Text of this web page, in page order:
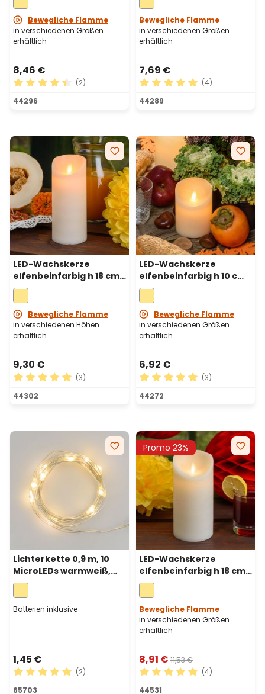
7,5 cm
Bewegliche Flamme
in verschiedenen Größen
erhältlich
8,46 €
Durchschnittliche Bewertung von 4.5 von 5 Sternen
(2)
44296
Ø 7,5 cm
Bewegliche Flamme
in verschiedenen Größen
erhältlich
7,69 €
Durchschnittliche
(4)
44289
LED-Wachskerze
elfenbeinfarbig h 18 cm,
bewegliche Flamme, Ø
7,5 cm
Bewegliche Flamme
in verschiedenen Höhen
erhältlich
9,30 €
Durchschnittliche Bewertung von 5 von 5 Sternen
(3)
44302
LED-Wachskerze
elfenbeinfarbig h 10 cm,
bewegliche Flamme, Ø
7,5 cm
Bewegliche Flamme
in verschiedenen Größen
erhältlich
6,92 €
Durchschnittliche
(3)
44272
Lichterkette 0,9 m, 10
MicroLEDs warmweiß,
Silberdraht,
batteriebetrieben
Batterien inklusive
1,45 €
Durchschnittliche Bewertung von 5 von 5 Sternen
(2)
65703
Promo 23%
LED-Wachskerze
elfenbeinfarbig h 18 cm,
bewegliche Flamme, Ø 9
cm
Bewegliche Flamme
in verschiedenen Größen
erhältlich
8,91 € 11,53 €
Durchschnittliche
(4)
44531